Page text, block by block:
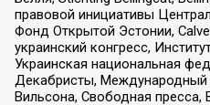
правовой инициативы
Фонд Открытой Эстонии,
украинский конгресс,
Украинская национальная
Декабристы, Международный
Вильсона, Свободная пресса,